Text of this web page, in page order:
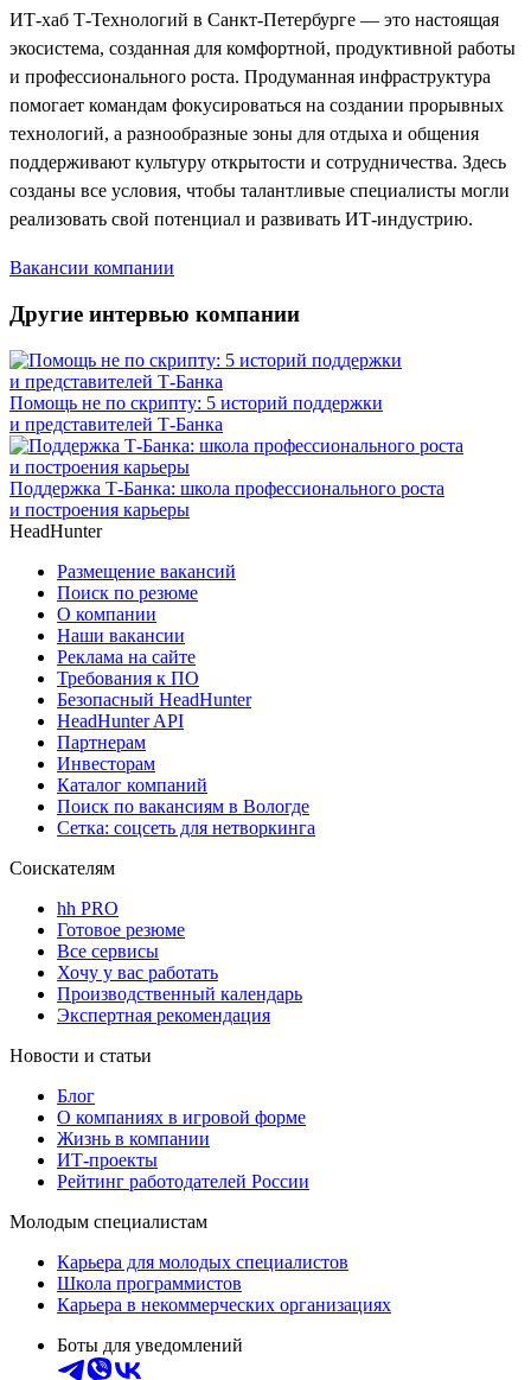
ИТ-хаб Т-Технологий в Санкт-Петербурге — это настоящая
экосистема, созданная для комфортной, продуктивной работы
и профессионального роста. Продуманная инфраструктура
помогает командам фокусироваться на создании прорывных
технологий, а разнообразные зоны для отдыха и общения
поддерживают культуру открытости и сотрудничества. Здесь
созданы все условия, чтобы талантливые специалисты могли
реализовать свой потенциал и развивать ИТ-индустрию.
Вакансии компании
Другие интервью компании
Помощь не по скрипту: 5 историй поддержки
и представителей Т-Банка
Поддержка Т-Банка: школа профессионального роста
и построения карьеры
HeadHunter
Размещение вакансий
Поиск по резюме
О компании
Наши вакансии
Реклама на сайте
Требования к ПО
Безопасный HeadHunter
HeadHunter API
Партнерам
Инвесторам
Каталог компаний
Поиск по вакансиям в Вологде
Сетка: соцсеть для нетворкинга
Соискателям
hh PRO
Готовое резюме
Все сервисы
Хочу у вас работать
Производственный календарь
Экспертная рекомендация
Новости и статьи
Блог
О компаниях в игровой форме
Жизнь в компании
ИТ-проекты
Рейтинг работодателей России
Молодым специалистам
Карьера для молодых специалистов
Школа программистов
Карьера в некоммерческих организациях
Боты для уведомлений